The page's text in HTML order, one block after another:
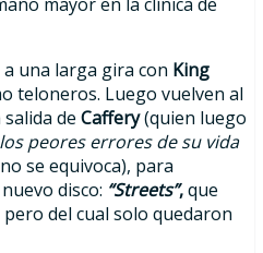
mayor en la clínica de
a una larga gira con King
teloneros. Luego vuelven al
de Caffery(quien luego
peores errores de su vida
se equivoca), para
disco: “Streets”,que
del cual solo quedaron